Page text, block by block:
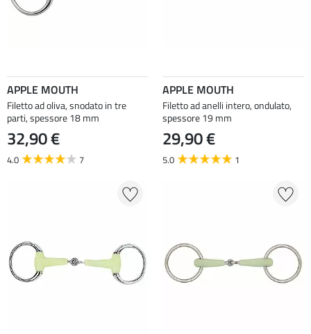
APPLE MOUTH
Filetto ad oliva, snodato in tre
parti, spessore 18 mm
32,90 €
4.0 7
APPLE MOUTH
Filetto ad anelli intero, ondulato,
spessore 19 mm
29,90 €
5.0 1